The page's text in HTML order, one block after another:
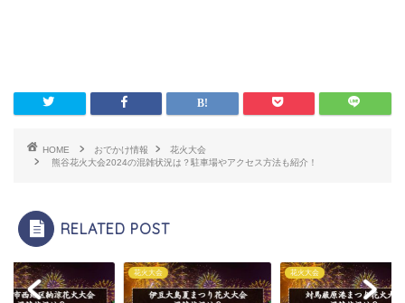
HOME おでかけ情報
花火大会
熊谷花火大会2024の混雑状況は？駐車場やアクセス方法も紹介！
RELATED POST
花火大会 花火大会